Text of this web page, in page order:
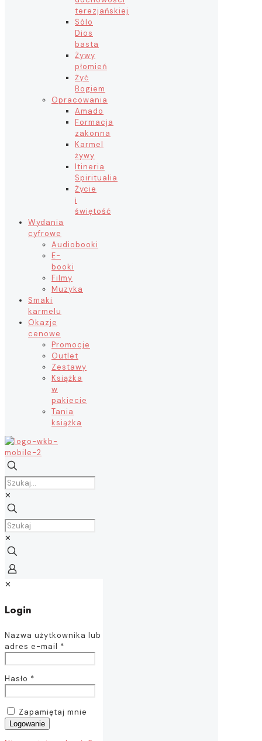
terezjańskiej
Sólo
Dios
basta
Żywy
płomień
Żyć
Bogiem
Opracowania
Amado
Formacja
zakonna
Karmel
żywy
Itineria
Spiritualia
Życie
i
świętość
Wydania
cyfrowe
Audiobooki
E-
booki
Filmy
Muzyka
Smaki
karmelu
Okazje
cenowe
Promocje
Outlet
Zestawy
Książka
w
pakiecie
Tania
książka
✕
✕
✕
Login
Nazwa użytkownika lub
adres e-mail *
Hasło *
Zapamiętaj mnie
Logowanie